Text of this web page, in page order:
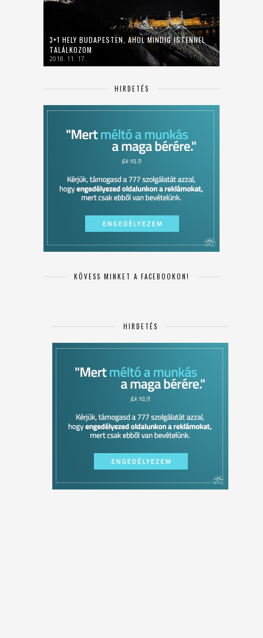
3+1 HELY BUDAPESTEN, AHOL MINDIG ISTENNEL
TALÁLKOZOM
2018. 11. 17.
HIRDETÉS
KÖVESS MINKET A FACEBOOKON!
HIRDETÉS